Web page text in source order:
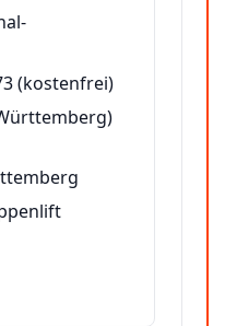
(kostenfrei)